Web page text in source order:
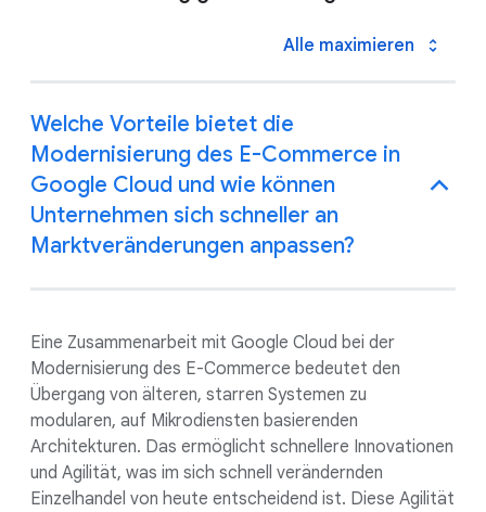
Alle maximieren
Welche Vorteile bietet die
Modernisierung des E-Commerce in
Google Cloud und wie können
Unternehmen sich schneller an
Marktveränderungen anpassen?
Eine Zusammenarbeit mit Google Cloud bei der
Modernisierung des E-Commerce bedeutet den
Übergang von älteren, starren Systemen zu
modularen, auf Mikrodiensten basierenden
Architekturen. Das ermöglicht schnellere Innovationen
und Agilität, was im sich schnell verändernden
Einzelhandel von heute entscheidend ist. Diese Agilität